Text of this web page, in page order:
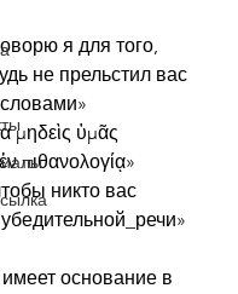
я для того,
не прельстил вас
μηδεὶς ὑμᾶς
πιθανολογίᾳ»
никто вас
основание в